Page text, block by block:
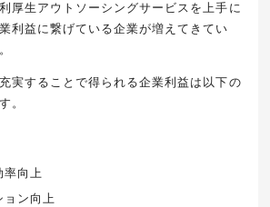
厚生アウトソーシングサービスを上手に
利益に繋げている企業が増えてきてい
実することで得られる企業利益は以下の
。
率向上
ョン向上